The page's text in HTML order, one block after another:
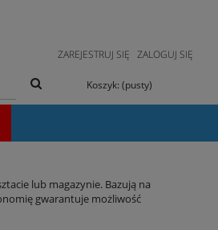
ZAREJESTRUJ SIĘ ZALOGUJ SIĘ
Koszyk: (pusty)
lub magazynie. Bazują na
gwarantuje możliwość